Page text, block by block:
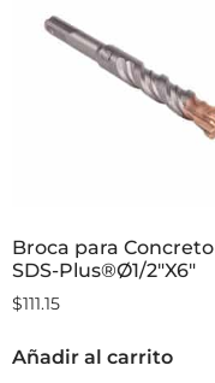
Broca para Concreto
SDS-Plus®Ø1/2″X6″
$111.15
Añadir al carrito